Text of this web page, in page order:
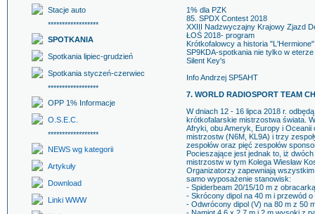
Stacje auto
******************
SPOTKANIA
Spotkania lipiec-grudzień
Spotkania styczeń-czerwiec
******************
OPP 1% Informacje
O.S.E.C.
******************
NEWS wg kategorii
Artykuły
Download
Linki WWW
1% dla PZK
85. SPDX Contest 2018
XXIII Nadzwyczajny Krajowy Zjazd
ŁOŚ 2018- program
Krótkofalowcy a historia "L'Hermione"
SP9KDA-spotkania nie tylko w eterze
Silent Key's
Info Andrzej SP5AHT
7. WORLD RADIOSPORT TEAM
W dniach 12 - 16 lipca 2018 r.
krótkofalarskie mistrzostwa świata.
Afryki, obu Ameryk, Europy i Oceanii
mistrzostw (N6M, KL9A) i trzy
zespołów oraz pięć zespołów
Pocieszające jest jednak to, iż
mistrzostw w tym Kolega Wiesław
Organizatorzy zapewniają
samo wyposażenie stanowisk:
- Spiderbeam 20/15/10 m z
- Skrócony dipol na 40 m i przewód o
- Odwrócony dipol (V) na 80 m z 50